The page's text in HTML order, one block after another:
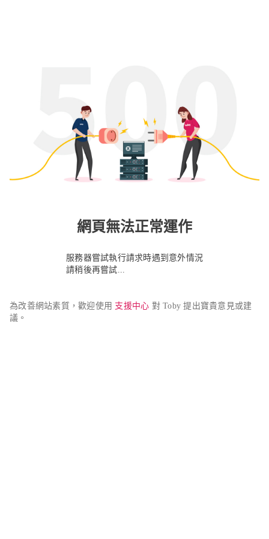
網頁無法正常運作
服務器嘗試執行請求時遇到意外情況
請稍後再嘗試...
為改善網站素質，歡迎使用 支援中心 對 Toby 提出寶貴意見或建
議。